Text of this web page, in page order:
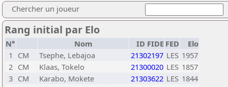
Chercher un joueur
Rang initial par Elo
N° Nom ID FIDE FED
Elo
1
CM Tsephe, Lebajoa 21302197 LES 1957
2 CM Klaas, Tokelo 21300020 LES 1857
3 CM Karabo, Mokete 21303622 LES 1844